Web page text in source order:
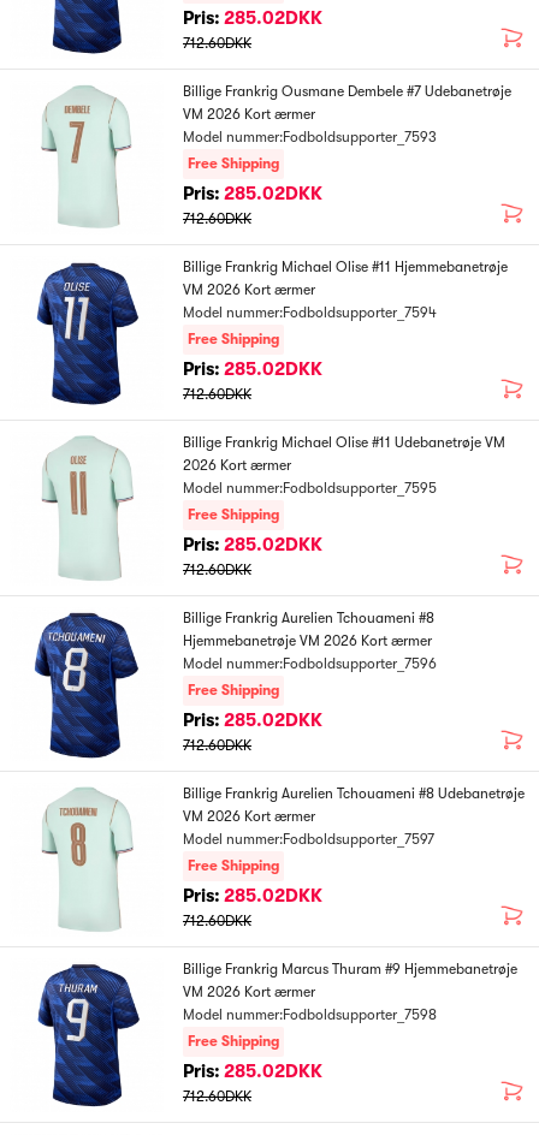
Pris: 285.02DKK
712.60DKK
Billige Frankrig Ousmane Dembele #7 Udebanetrøje
VM 2026 Kort ærmer
Model nummer:Fodboldsupporter_7593
Free Shipping
Pris: 285.02DKK
712.60DKK
Billige Frankrig Michael Olise #11 Hjemmebanetrøje
VM 2026 Kort ærmer
Model nummer:Fodboldsupporter_7594
Free Shipping
Pris: 285.02DKK
712.60DKK
Billige Frankrig Michael Olise #11 Udebanetrøje VM
2026 Kort ærmer
Model nummer:Fodboldsupporter_7595
Free Shipping
Pris: 285.02DKK
712.60DKK
Billige Frankrig Aurelien Tchouameni #8
Hjemmebanetrøje VM 2026 Kort ærmer
Model nummer:Fodboldsupporter_7596
Free Shipping
Pris: 285.02DKK
712.60DKK
Billige Frankrig Aurelien Tchouameni #8 Udebanetrøje
VM 2026 Kort ærmer
Model nummer:Fodboldsupporter_7597
Free Shipping
Pris: 285.02DKK
712.60DKK
Billige Frankrig Marcus Thuram #9 Hjemmebanetrøje
VM 2026 Kort ærmer
Model nummer:Fodboldsupporter_7598
Free Shipping
Pris: 285.02DKK
712.60DKK